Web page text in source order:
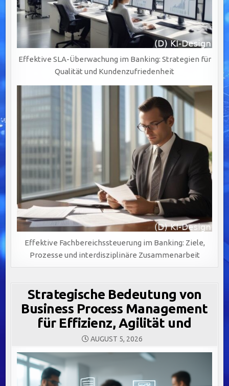
Effektive SLA-Überwachung im Banking: Strategien für
Qualität und Kundenzufriedenheit
Effektive Fachbereichssteuerung im Banking: Ziele,
Prozesse und interdisziplinäre Zusammenarbeit
Strategische Bedeutung von
Business Process Management
für Effizienz, Agilität und
AUGUST 5, 2026